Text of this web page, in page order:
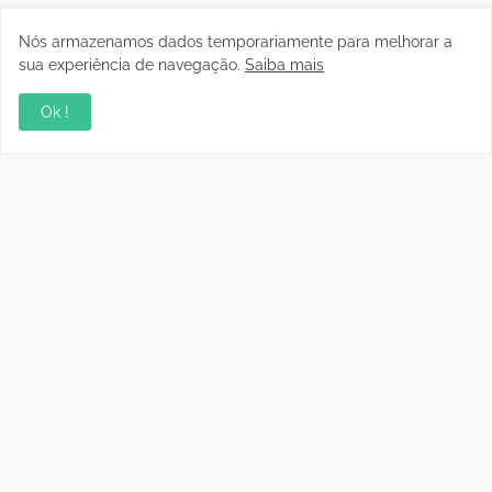
Nós armazenamos dados temporariamente para melhorar a
sua experiência de navegação. Saiba mais
Ok !